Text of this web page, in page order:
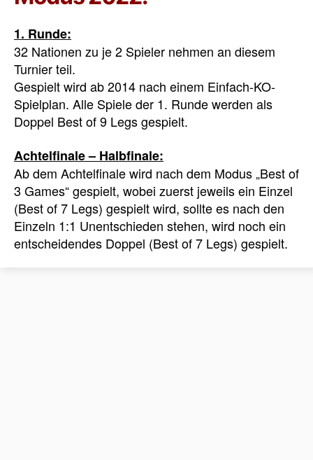
1. Runde:
32 Nationen zu je 2 Spieler nehmen an diesem
Turnier teil.
Gespielt wird ab 2014 nach einem Einfach-KO-
Spielplan. Alle Spiele der 1. Runde werden als
Doppel Best of 9 Legs gespielt.
Achtelfinale – Halbfinale:
Ab dem Achtelfinale wird nach dem Modus „Best of
3 Games“ gespielt, wobei zuerst jeweils ein Einzel
(Best of 7 Legs) gespielt wird, sollte es nach den
Einzeln 1:1 Unentschieden stehen, wird noch ein
entscheidendes Doppel (Best of 7 Legs) gespielt.